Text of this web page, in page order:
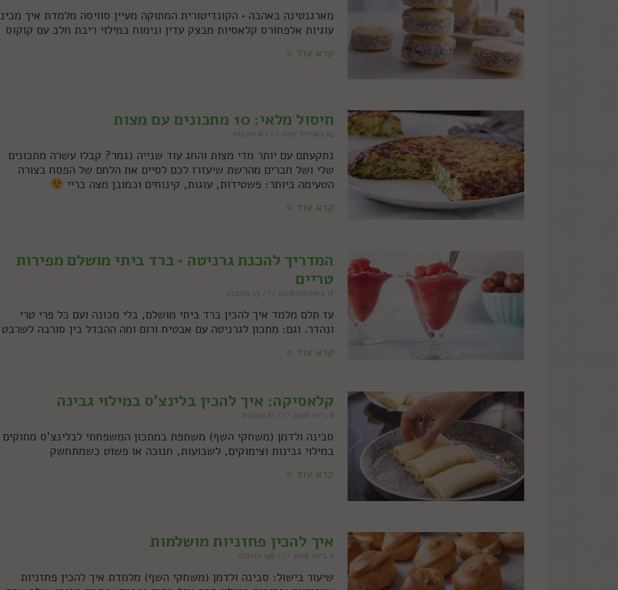
מארגנטינה באהבה • הקונדיטורית המתוקה מעיין סוויסה מלמדת איך
עוגיות אלפחורס קלאסיות מבצק עדין ונימוח במילוי ריבת חלב עם קוקוס
קרא עוד »
חיסול מלאי: 10 מתכונים עם מצות
14 באפריל 2017
נתקעתם עם יותר מדי מצות והחג עוד שנייה נגמר? קבלו עשרה מתכונים
שלי ושל חברים מהרשת שיעזרו לכם לסיים את הלחם של הפסח בצורה
הטעימה ביותר: פשטידות, עוגות, קינוחים וכמובן מצה בריי
קרא עוד »
המדריך להכנת גרניטה • ברד ביתי מושלם מפירות
טריים
17 באוגוסט 2016
עז תלם מלמד איך להכין ברד ביתי מושלם, בלי מכונה ועם כל פרי טרי
ונהדר. וגם: מתכון לגרניטה עם אבטיח ורום ומה ההבדל בין סורבה לשרבט
קרא עוד »
קלאסיקה: איך להכין בלינצ'ס במילוי גבינה
6 ביוני 2016
סבינה ולדמן (משחקי השף) משתפת במתכון המשפחתי לבלינצ'ס מתוקים
במילוי גבינות וצימוקים, לשבועות, חנוכה או פשוט כשמתחשק
קרא עוד »
איך להכין פחזניות מושלמות
2 ביוני 2016
שיעור בישול: סבינה ולדמן (משחקי השף) מלמדת איך להכין פחזניות